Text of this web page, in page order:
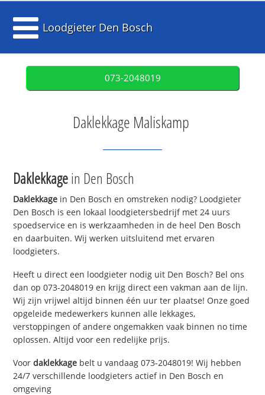
Loodgieter Den Bosch
073-2048019
Daklekkage Maliskamp
Daklekkagein Den Bosch
Daklekkage in Den Bosch en omstreken nodig? Loodgieter
Den Bosch is een lokaal loodgietersbedrijf met 24 uurs
spoedservice en is werkzaamheden in de heel Den Bosch
en daarbuiten. Wij werken uitsluitend met ervaren
loodgieters.
Heeft u direct een loodgieter nodig uit Den Bosch? Bel ons
dan op 073-2048019 en krijg direct een vakman aan de lijn.
Wij zijn vrijwel altijd binnen één uur ter plaatse! Onze goed
opgeleide medewerkers kunnen alle lekkages,
verstoppingen of andere ongemakken vaak binnen no time
oplossen. Altijd voor een redelijke prijs.
Voordaklekkage belt u vandaag 073-2048019! Wij hebben
24/7 verschillende loodgieters actief in Den Bosch en
omgeving